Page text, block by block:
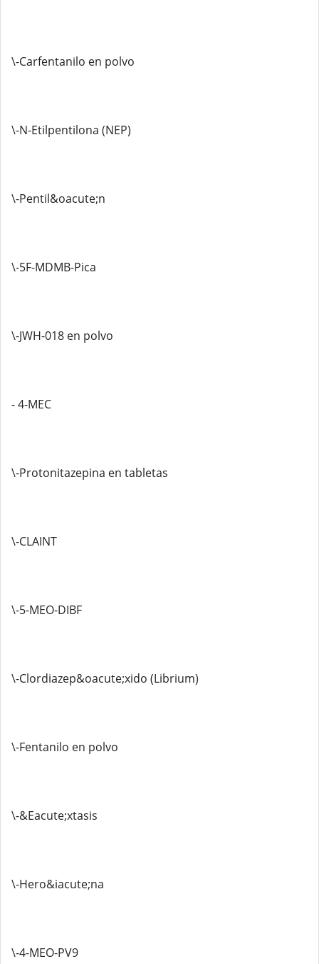
\-Carfentanilo en polvo
\-N-Etilpentilona (NEP)
\-Pentil&oacute;n
\-5F-MDMB-Pica
\-JWH-018 en polvo
- 4-MEC
\-Protonitazepina en tabletas
\-CLAINT
\-5-MEO-DIBF
\-Clordiazep&oacute;xido (Librium)
\-Fentanilo en polvo
\-&Eacute;xtasis
\-Hero&iacute;na
\-4-MEO-PV9